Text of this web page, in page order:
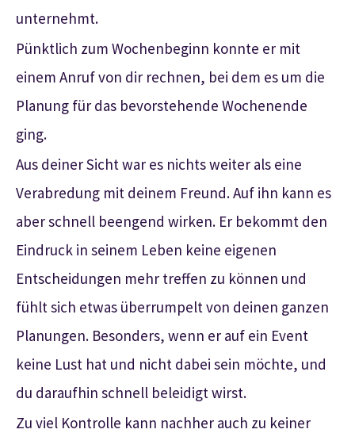
unternehmt.
Pünktlich zum Wochenbeginn konnte er mit
einem Anruf von dir rechnen, bei dem es um die
Planung für das bevorstehende Wochenende
ging.
Aus deiner Sicht war es nichts weiter als eine
Verabredung mit deinem Freund. Auf ihn kann es
aber schnell beengend wirken. Er bekommt den
Eindruck in seinem Leben keine eigenen
Entscheidungen mehr treffen zu können und
fühlt sich etwas überrumpelt von deinen ganzen
Planungen. Besonders, wenn er auf ein Event
keine Lust hat und nicht dabei sein möchte, und
du daraufhin schnell beleidigt wirst.
Zu viel Kontrolle kann nachher auch zu keiner